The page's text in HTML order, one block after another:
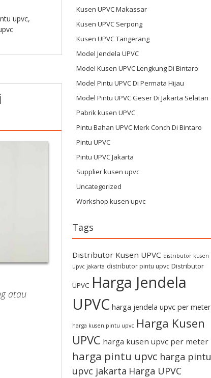
upvc,
atau
Kusen UPVC Makassar
Kusen UPVC Serpong
Kusen UPVC Tangerang
Model Jendela UPVC
Model Kusen UPVC Lengkung Di Bintaro
Model Pintu UPVC Di Permata Hijau
Model Pintu UPVC Geser Di Jakarta Selatan
Pabrik kusen UPVC
Pintu Bahan UPVC Merk Conch Di Bintaro
Pintu UPVC
Pintu UPVC Jakarta
Supplier kusen upvc
Uncategorized
Workshop kusen upvc
Tags
Distributor Kusen UPVC distributor kusen
upvc jakarta distributor pintu upvc Distributor
UPVC Harga Jendela
UPVC harga jendela upvc per meter
harga kusen pintu upvc Harga Kusen
UPVC harga kusen upvc per meter
harga pintu upvc harga pintu
upvc jakarta Harga UPVC